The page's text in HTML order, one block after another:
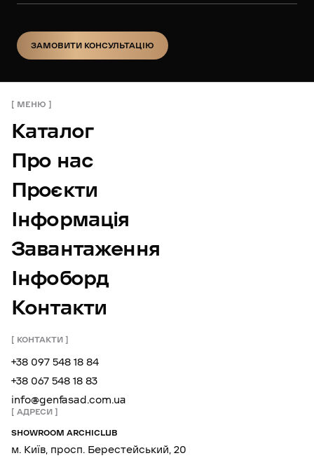
ЗАМОВИТИ КОНСУЛЬТАЦІЮ
МЕНЮ
Каталог
Про нас
Проєкти
Інформація
Завантаження
Інфоборд
Контакти
КОНТАКТИ
+38 097 548 18 84
+38 067 548 18 83
info@genfasad.com.ua
АДРЕСИ
SHOWROOM ARCHICLUB
м. Київ, просп. Берестейський, 20